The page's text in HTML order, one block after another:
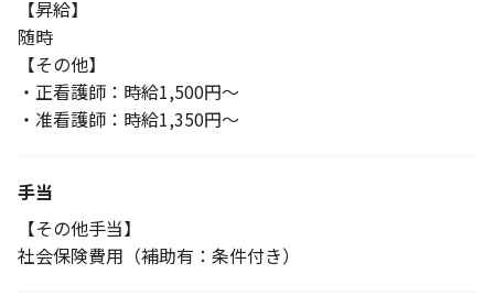
【昇給】
随時
【その他】
・正看護師：時給1,500円～
・准看護師：時給1,350円～
手当
【その他手当】
社会保険費用（補助有：条件付き）